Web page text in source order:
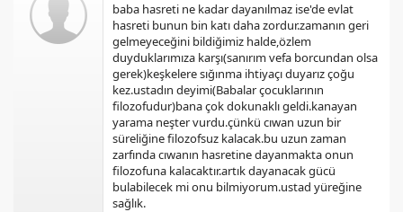
baba hasreti ne kadar dayanılmaz ise'de evlat
hasreti bunun bin katı daha zordur.zamanın geri
gelmeyeceğini bildiğimiz halde,özlem
duyduklarımıza karşı(sanırım vefa borcundan olsa
gerek)keşkelere sığınma ihtiyaçı duyarız çoğu
kez.ustadın deyimi(Babalar çocuklarının
filozofudur)bana çok dokunaklı geldi.kanayan
yarama neşter vurdu.çünkü cıwan uzun bir
süreliğine filozofsuz kalacak.bu uzun zaman
zarfında cıwanın hasretine dayanmakta onun
filozofuna kalacaktır.artık dayanacak gücü
bulabilecek mi onu bilmiyorum.ustad yüreğine
sağlık.